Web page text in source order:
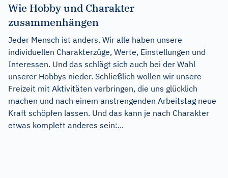
Wie Hobby und Charakter
zusammenhängen
Jeder Mensch ist anders. Wir alle haben unsere
individuellen Charakterzüge, Werte, Einstellungen und
Interessen. Und das schlägt sich auch bei der Wahl
unserer Hobbys nieder. Schließlich wollen wir unsere
Freizeit mit Aktivitäten verbringen, die uns glücklich
machen und nach einem anstrengenden Arbeitstag neue
Kraft schöpfen lassen. Und das kann je nach Charakter
etwas komplett anderes sein:...